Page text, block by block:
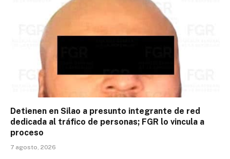
Detienen en Silao a presunto integrante de red
dedicada al tráfico de personas; FGR lo vincula a
proceso
7 agosto, 2026